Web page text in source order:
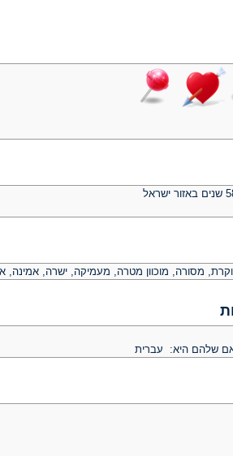
מסורה, מוכוון מטרה, מעמיקה, ישרה, אמינה,
שלהם היא: עברית